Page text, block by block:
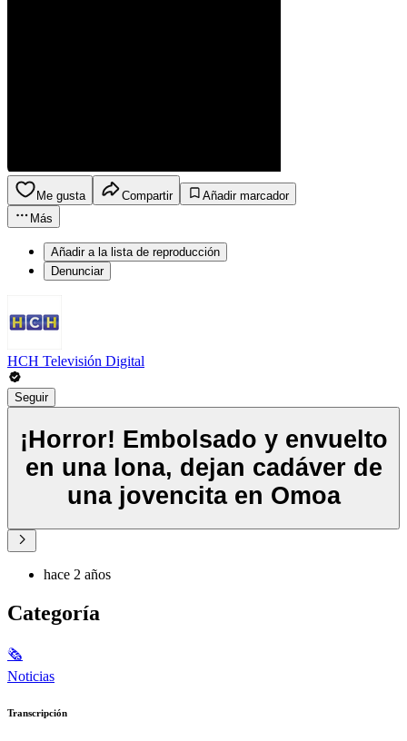
Me gusta Compartir
Añadir marcador
Más
Añadir a la lista de reproducción
Denunciar
HCH Televisión Digital
Seguir
¡Horror! Embolsado y envuelto
en una lona, dejan cadáver de
una jovencita en Omoa
hace 2 años
Categoría
🗞
Noticias
Transcripción